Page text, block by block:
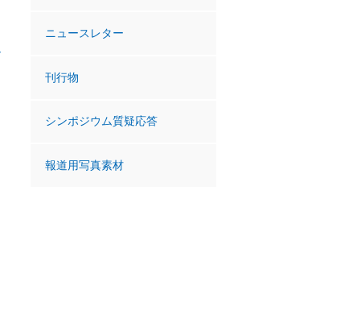
ニュースレター
刊行物
シンポジウム質疑応答
報道用写真素材